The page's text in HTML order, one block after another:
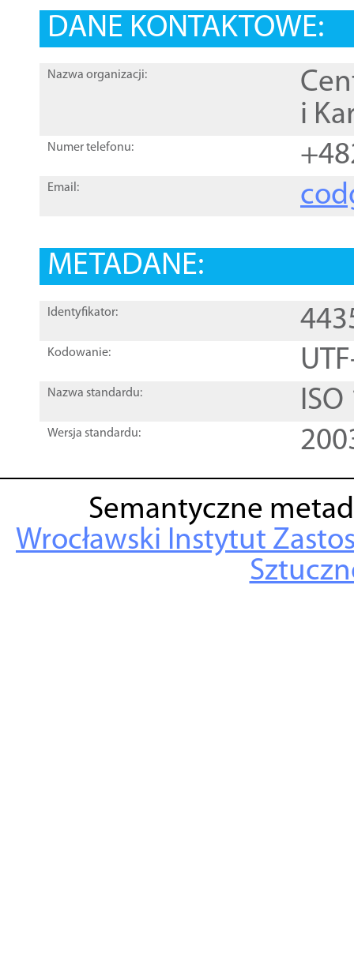
DANE KONTAKTOWE:
Nazwa organizacji:
i
Numer telefonu:
Email:
METADANE:
Identyfikator:
Kodowanie:
Nazwa standardu:
Wersja standardu:
Semantyczne
Wrocławski Instytut